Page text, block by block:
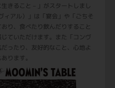
きること－」がスタートしまし
アル）」は「宴会」や「ごちそ
り、食べたり飲んだりすること
ていただけます。また「コンヴ
ったり、友好的なこと、心地よ
ります。